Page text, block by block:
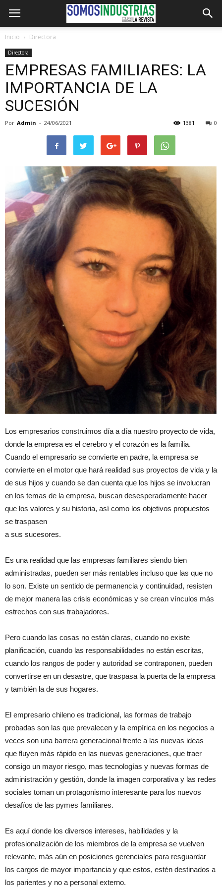
Inicio Directora
Directora
EMPRESAS FAMILIARES: LA
IMPORTANCIA DE LA
SUCESIÓN
Por Admin - 24/06/2021 0
1381
Los empresarios construimos día a día nuestro proyecto de vida,
donde la empresa es el cerebro y el corazón es la familia.
Cuando el empresario se convierte en padre, la empresa se
convierte en el motor que hará realidad sus proyectos de vida y la
de sus hijos y cuando se dan cuenta que los hijos se involucran
en los temas de la empresa, buscan desesperadamente hacer
que los valores y su historia, así como los objetivos propuestos
se traspasen
a sus sucesores.
Es una realidad que las empresas familiares siendo bien
administradas, pueden ser más rentables incluso que las que no
lo son. Existe un sentido de permanencia y continuidad, resisten
de mejor manera las crisis económicas y se crean vínculos más
estrechos con sus trabajadores.
Pero cuando las cosas no están claras, cuando no existe
planificación, cuando las responsabilidades no están escritas,
cuando los rangos de poder y autoridad se contraponen, pueden
convertirse en un desastre, que traspasa la puerta de la empresa
y también la de sus hogares.
El empresario chileno es tradicional, las formas de trabajo
probadas son las que prevalecen y la empírica en los negocios a
veces son una barrera generacional frente a las nuevas ideas
que fluyen más rápido en las nuevas generaciones, que traer
consigo un mayor riesgo, mas tecnologías y nuevas formas de
administración y gestión, donde la imagen corporativa y las redes
sociales toman un protagonismo interesante para los nuevos
desafíos de las pymes familiares.
Es aquí donde los diversos intereses, habilidades y la
profesionalización de los miembros de la empresa se vuelven
relevante, más aún en posiciones gerenciales para resguardar
los cargos de mayor importancia y que estos, estén destinados a
los parientes y no a personal externo.